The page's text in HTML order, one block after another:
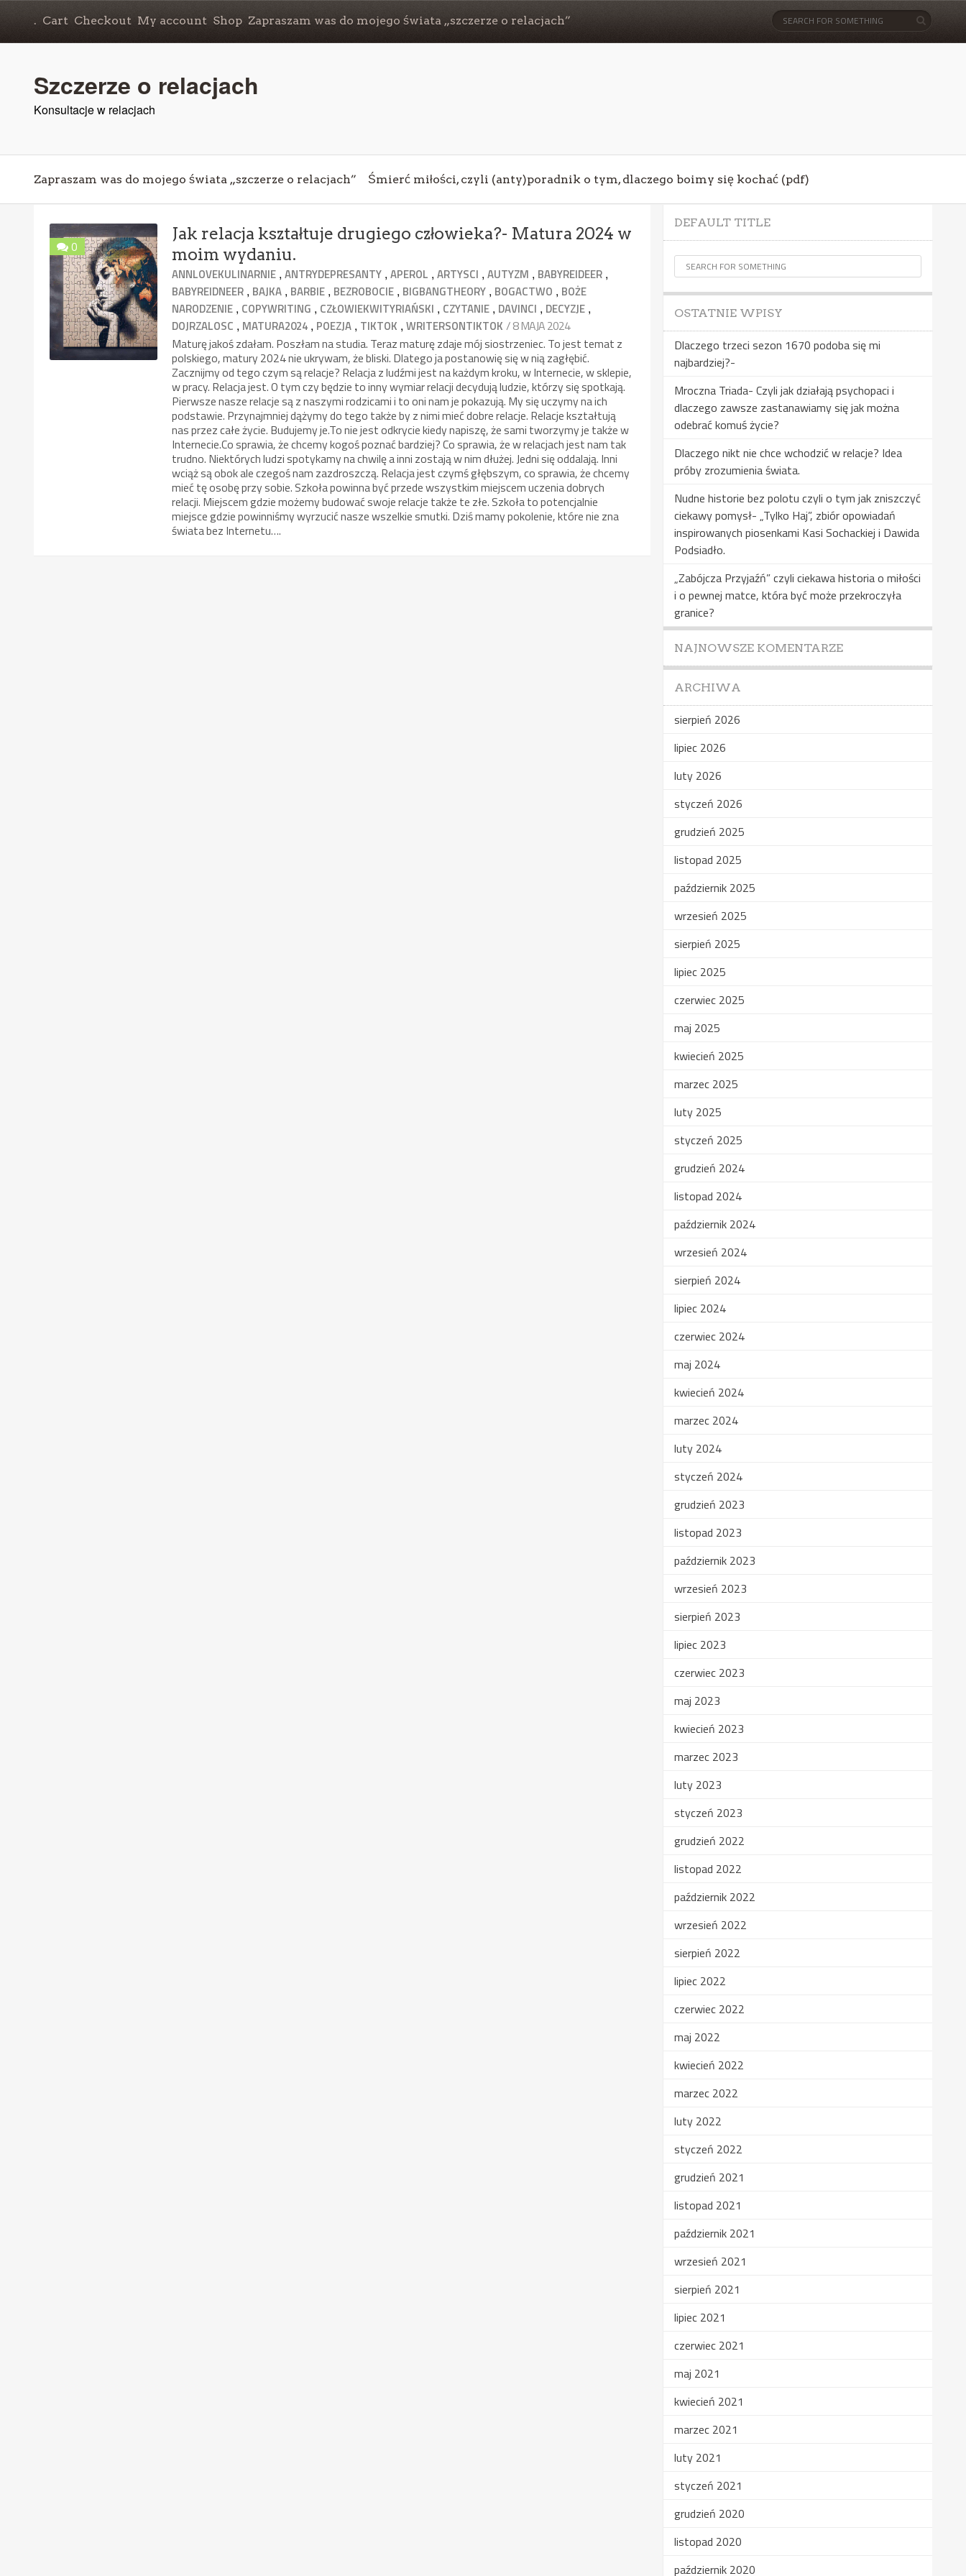
. Cart Checkout My account Shop Zapraszam was do mojego świata „szczerze o relacjach”
Szczerze o relacjach
Konsultacje w relacjach
Zapraszam was do mojego świata „szczerze o relacjach” Śmierć miłości, czyli (anty)poradnik o tym, dlaczego boimy się kochać (pdf)
0
Jak relacja kształtuje drugiego człowieka?- Matura 2024 w
moim wydaniu.
ANNLOVEKULINARNIE ,ANTRYDEPRESANTY ,APEROL ,ARTYSCI ,AUTYZM , BABYREIDEER ,
BABYREIDNEER , BAJKA , BARBIE , BEZROBOCIE , BIGBANGTHEORY , BOGACTWO , BOŻE
NARODZENIE , COPYWRITING , CZŁOWIEKWITYRIAŃSKI , CZYTANIE , DAVINCI , DECYZJE ,
DOJRZALOSC , MATURA2024 , POEZJA , TIKTOK ,WRITERSONTIKTOK / 8 MAJA 2024
Maturę jakoś zdałam. Poszłam na studia. Teraz maturę zdaje mój siostrzeniec. To jest temat z
polskiego, matury 2024 nie ukrywam, że bliski. Dlatego ja postanowię się w nią zagłębić.
Zacznijmy od tego czym są relacje? Relacja z ludźmi jest na każdym kroku, w Internecie, w sklepie,
w pracy. Relacja jest. O tym czy będzie to inny wymiar relacji decydują ludzie, którzy się spotkają.
Pierwsze nasze relacje są z naszymi rodzicami i to oni nam je pokazują. My się uczymy na ich
podstawie. Przynajmniej dążymy do tego także by z nimi mieć dobre relacje. Relacje kształtują
nas przez całe życie. Budujemy je.To nie jest odkrycie kiedy napiszę, że sami tworzymy je także w
Internecie.Co sprawia, że chcemy kogoś poznać bardziej? Co sprawia, że w relacjach jest nam tak
trudno. Niektórych ludzi spotykamy na chwilę a inni zostają w nim dłużej. Jedni się oddalają. Inni
wciąż są obok ale czegoś nam zazdroszczą. Relacja jest czymś głębszym, co sprawia, że chcemy
mieć tę osobę przy sobie. Szkoła powinna być przede wszystkim miejscem uczenia dobrych
relacji. Miejscem gdzie możemy budować swoje relacje także te złe. Szkoła to potencjalnie
miejsce gdzie powinniśmy wyrzucić nasze wszelkie smutki. Dziś mamy pokolenie, które nie zna
świata bez Internetu….
DEFAULT TITLE
OSTATNIE WPISY
Dlaczego trzeci sezon 1670 podoba się mi
najbardziej?-
Mroczna Triada- Czyli jak działają psychopaci i
dlaczego zawsze zastanawiamy się jak można
odebrać komuś życie?
Dlaczego nikt nie chce wchodzić w relacje? Idea
próby zrozumienia świata.
Nudne historie bez polotu czyli o tym jak zniszczyć
ciekawy pomysł- „Tylko Haj”, zbiór opowiadań
inspirowanych piosenkami Kasi Sochackiej i Dawida
Podsiadło.
„Zabójcza Przyjaźń” czyli ciekawa historia o miłości
i o pewnej matce, która być może przekroczyła
granice?
NAJNOWSZE KOMENTARZE
ARCHIWA
sierpień 2026
lipiec 2026
luty 2026
styczeń 2026
grudzień 2025
listopad 2025
październik 2025
wrzesień 2025
sierpień 2025
lipiec 2025
czerwiec 2025
maj 2025
kwiecień 2025
marzec 2025
luty 2025
styczeń 2025
grudzień 2024
listopad 2024
październik 2024
wrzesień 2024
sierpień 2024
lipiec 2024
czerwiec 2024
maj 2024
kwiecień 2024
marzec 2024
luty 2024
styczeń 2024
grudzień 2023
listopad 2023
październik 2023
wrzesień 2023
sierpień 2023
lipiec 2023
czerwiec 2023
maj 2023
kwiecień 2023
marzec 2023
luty 2023
styczeń 2023
grudzień 2022
listopad 2022
październik 2022
wrzesień 2022
sierpień 2022
lipiec 2022
czerwiec 2022
maj 2022
kwiecień 2022
marzec 2022
luty 2022
styczeń 2022
grudzień 2021
listopad 2021
październik 2021
wrzesień 2021
sierpień 2021
lipiec 2021
czerwiec 2021
maj 2021
kwiecień 2021
marzec 2021
luty 2021
styczeń 2021
grudzień 2020
listopad 2020
październik 2020